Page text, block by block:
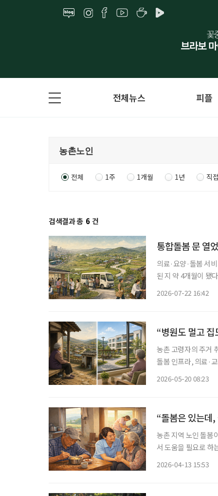
전체뉴스 피플
전체 1주 1개월 1년 직
검색결과 총 6 건
통합돌봄 문 열
의료·요양·돌봄 서
된 지 약 4개월이 됐
2026-07-22 16:42
“병원도 멀고
농촌 고령자의 주거
돌봄 인프라, 의료·
2026-05-20 08:23
“돌봄은 있는데,
농촌 지역 노인 돌봄
서 도움을 필요로 하
2026-04-13 15:53